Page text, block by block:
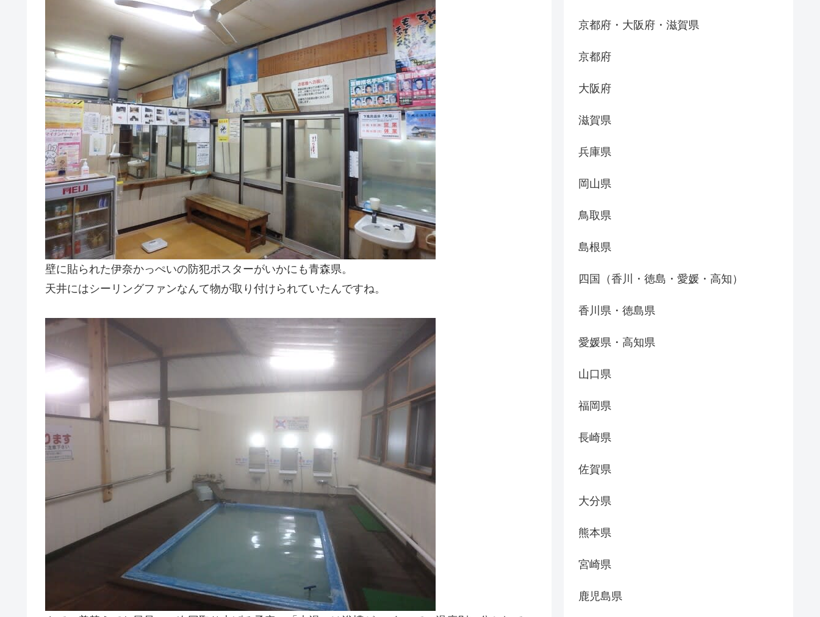
壁に貼られた伊奈かっぺいの防犯ポスターがいかにも青森県。
天井にはシーリングファンなんて物が取り付けられていたんですね。
京都府・大阪府・滋賀県
京都府
大阪府
滋賀県
兵庫県
岡山県
鳥取県
島根県
四国（香川・徳島・愛媛・高知）
香川県・徳島県
愛媛県・高知県
山口県
福岡県
長崎県
佐賀県
大分県
熊本県
宮崎県
鹿児島県